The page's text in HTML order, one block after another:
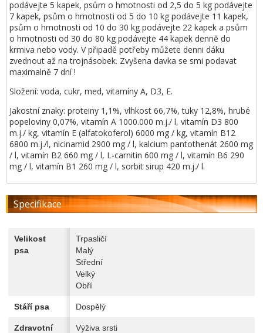
podávejte 5 kapek, psům o hmotnosti od 2,5 do 5 kg podávejte
7 kapek, psům o hmotnosti od 5 do 10 kg podávejte 11 kapek,
psům o hmotnosti od 10 do 30 kg podávejte 22 kapek a psům
o hmotnosti od 30 do 80 kg podávejte 44 kapek denně do
krmiva nebo vody. V připadě potřeby můžete denni dáku
zvednout až na trojnásobek. Zvyšena davka se smi podavat
maximalně 7 dní !
Složení: voda, cukr, med, vitamíny A, D3, E.
Jakostní znaky: proteiny 1,1%, vlhkost 66,7%, tuky 12,8%, hrubé
popeloviny 0,07%, vitamín A 1000.000 m.j./ l, vitamín D3 800
m.j./ kg, vitamín E (alfatokoferol) 6000 mg / kg, vitamín B12
6800 m.j./l, nicinamid 2900 mg / l, kalcium pantothenát 2600 mg
/ l, vitamín B2 660 mg / l, L-carnitin 600 mg / l, vitamín B6 290
mg / l, vitamín B1 260 mg / l, sorbit sirup 420 m.j./ l.
Specifikace
Velikost
psa
Trpasličí
Malý
Střední
Velký
Obří
Stáří psa Dospělý
Zdravotní
Výživa srsti